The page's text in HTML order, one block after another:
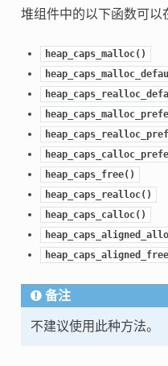
堆组件中的以下函数可以
heap_caps_malloc()
heap_caps_free()
heap_caps_realloc()
heap_caps_calloc()
备注
不建议使用此种方法。